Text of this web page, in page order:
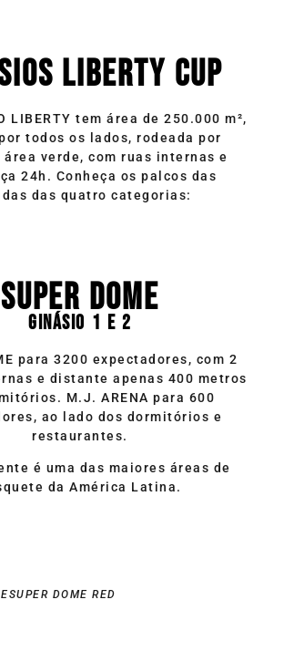
LIBERTY CUP
LIBERTY tem área de 250.000 m²,
todos os lados, rodeada por
verde, com ruas internas e
24h. Conheça os palcos das
das quatro categorias:
SUPER DOME
GINÁSIO 1 E 2
para 3200 expectadores, com 2
e distante apenas 400 metros
M.J. ARENA para 600
ao lado dos dormitórios e
restaurantes.
é uma das maiores áreas de
da América Latina.
SUPER DOME RED